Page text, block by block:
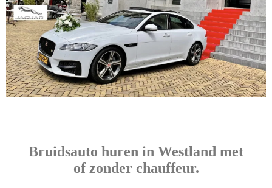
Bruidsauto huren in Westland met
of zonder chauffeur.